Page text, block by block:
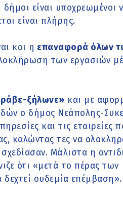
είναι υποχρεωμένοι
είναι πλήρης.
και η επαναφορά όλων
των εργασιών
ξήλωνε» και με
ο δήμος Νεάπολης-
και τις εταιρείες
καλώντας τες να
Μάλιστα η
ότι «μετά το πέρας των
ουδεμία επέμβαση».